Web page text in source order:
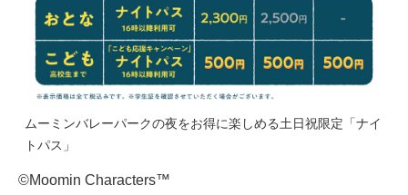
ムーミンバレーパークの夜をお得に楽しめる土日祝限定「ナイ
トパス」
©Moomin Characters™